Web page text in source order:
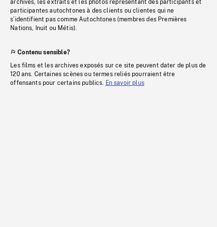
archives, les extraits et les photos représentant des participants et
participantes autochtones à des clients ou clientes qui ne
s’identifient pas comme Autochtones (membres des Premières
Nations, Inuit ou Métis).
Contenu sensible?
Les films et les archives exposés sur ce site peuvent dater de plus de
120 ans. Certaines scènes ou termes reliés pourraient être
offensants pour certains publics. En savoir plus